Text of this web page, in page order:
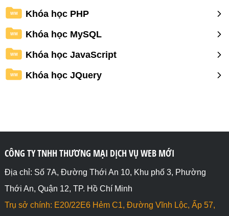
WM Khóa học PHP
WM Khóa học MySQL
WM Khóa học JavaScript
WM Khóa học JQuery
CÔNG TY TNHH THƯƠNG MẠI DỊCH VỤ WEB MỚI
Địa chỉ: Số 7A, Đường Thới An 10, Khu phố 3, Phường
Thới An, Quận 12, TP. Hồ Chí Minh
Trụ sở chính: E20/22E6 Hẻm C1, Đường Vĩnh Lộc, Ấp 57,